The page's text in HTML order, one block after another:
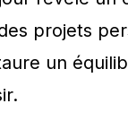
projets
un